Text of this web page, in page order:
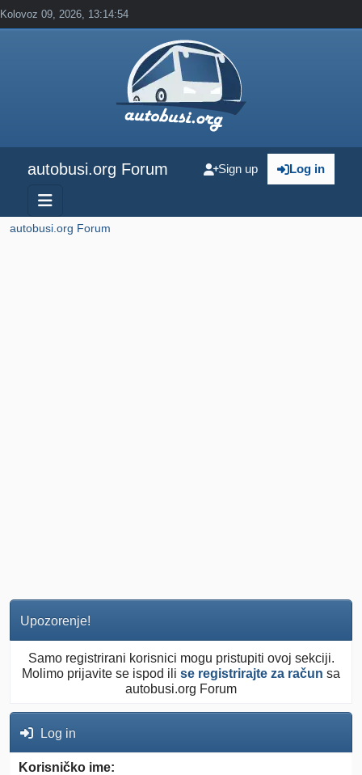
Kolovoz 09, 2026, 13:14:54
autobusi.org Forum Log in
Sign up
autobusi.org Forum
Upozorenje!
Samo registrirani korisnici mogu pristupiti ovoj sekciji.
Molimo prijavite se ispod ili se registrirajte za račun sa
autobusi.org Forum
Log in
Korisničko ime: